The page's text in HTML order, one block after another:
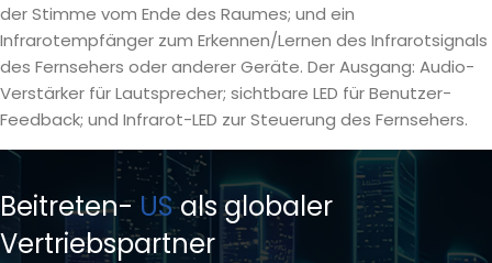
der Stimme vom Ende des Raumes; und ein
Infrarotempfänger zum Erkennen/Lernen des Infrarotsignals
des Fernsehers oder anderer Geräte. Der Ausgang: Audio-
Verstärker für Lautsprecher; sichtbare LED für Benutzer-
Feedback; und Infrarot-LED zur Steuerung des Fernsehers.
Beitreten-USals globaler
Vertriebspartner